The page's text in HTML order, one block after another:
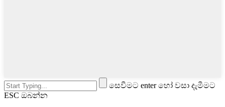
සෙවීමට enter හෝ වසා දැමීමට
ESC ඔබන්න